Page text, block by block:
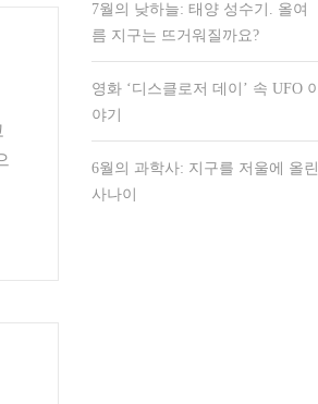
7월의 낮하늘: 태양 성수기. 올여
름 지구는 뜨거워질까요?
영화 ‘디스클로저 데이’ 속 UFO 이
야기
6월의 과학사: 지구를 저울에 올린
사나이